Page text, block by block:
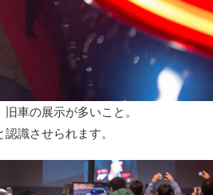
車の展示が多いこと。
識させられます。